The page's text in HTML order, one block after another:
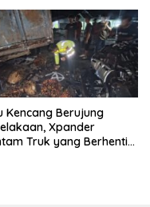
Kencang Berujung
Xpander
Truk yang Berhenti